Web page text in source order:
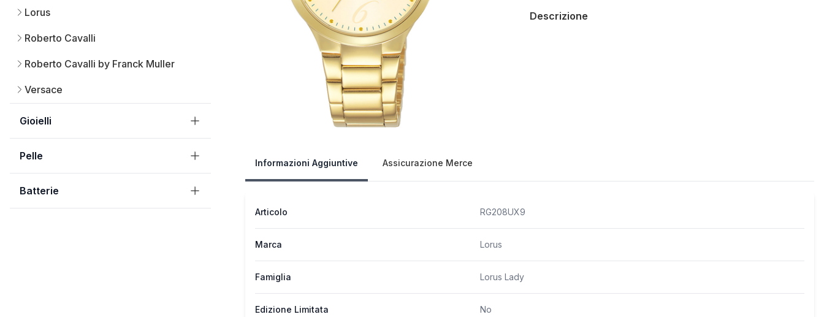
Lorus
Roberto Cavalli
Roberto Cavalli by Franck Muller
Versace
Gioielli
Pelle
Batterie
Descrizione
Informazioni Aggiuntive Assicurazione Merce
Articolo RG208UX9
Marca Lorus
Famiglia Lorus Lady
Edizione Limitata No